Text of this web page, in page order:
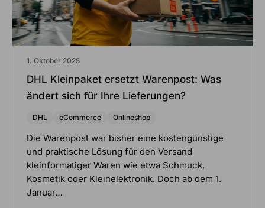
1. Oktober 2025
DHL Kleinpaket ersetzt Warenpost: Was
ändert sich für Ihre Lieferungen?
DHL eCommerce Onlineshop
Die Warenpost war bisher eine kostengünstige
und praktische Lösung für den Versand
kleinformatiger Waren wie etwa Schmuck,
Kosmetik oder Kleinelektronik. Doch ab dem 1.
Januar…